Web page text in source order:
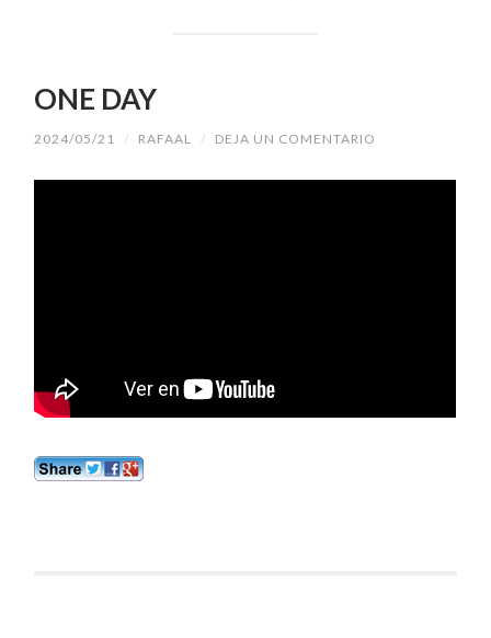
ONE DAY
2024/05/21 / RAFAAL / DEJA UN COMENTARIO